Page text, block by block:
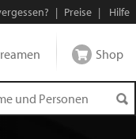
| Preise | Hilfe
Shop